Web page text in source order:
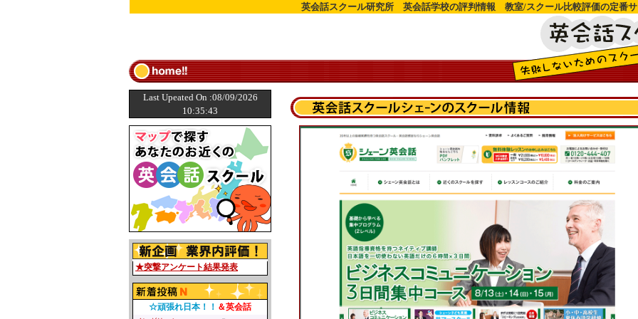
英会話スクール研究所 英会話学校の評判情報 教室/スクール比較評価の定番
Last Upeated On :08/09/2026
10:35:43
★突撃アンケート結果発表
☆頑張れ日本！！ ＆英会話